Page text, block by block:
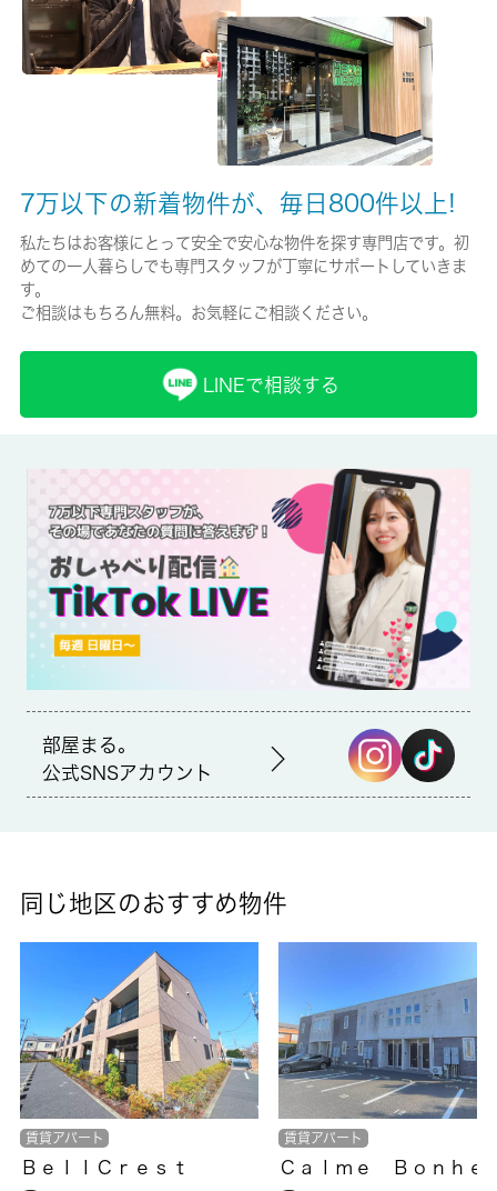
8戸
現状/入居可能日
保険加入/料金
有/-
保険名/保険期間
-/-
保証人代行サービス保証料・家賃集金サービス手数料 10,000円/
入居時、以降は月額賃料の1％/毎月(入居期間中)、他プラン有
賃貸区分/契約期間
一般/2年
取引形態
備考
まいを求める上で、交通アクセスを重視するなら、新茂原周辺が
7万以下の新着物件が、毎日800件以上!
私たちはお客様にとって安全で安心な物件を探す専門店です。初
めての一人暮らしでも専門スタッフが丁寧にサポートしていきま
す。
ご相談はもちろん無料。お気軽にご相談ください。
LINEで相談する
部屋まる。
公式SNSアカウント
同じ地区のおすすめ物件
賃貸アパート
ＢｅｌｌＣｒｅｓｔ
賃貸アパート